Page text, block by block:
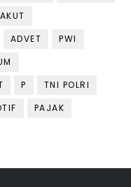
ADVET
PWI
P
TNI POLRI
PAJAK